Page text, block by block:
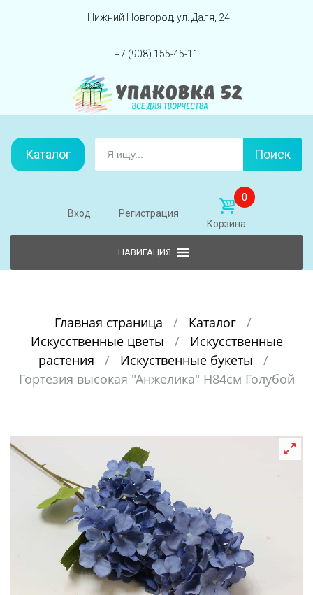
Перейти вниз
Нижний Новгород, ул. Даля, 24
+7 (908) 155-45-11
Каталог Поиск
Вход Регистрация
0
Корзина
Главная страница / Каталог
/
Искусственные цветы
/
Искусственные
растения
/ Искуственные букеты
/
Гортезия высокая "Анжелика" Н84см Голубой